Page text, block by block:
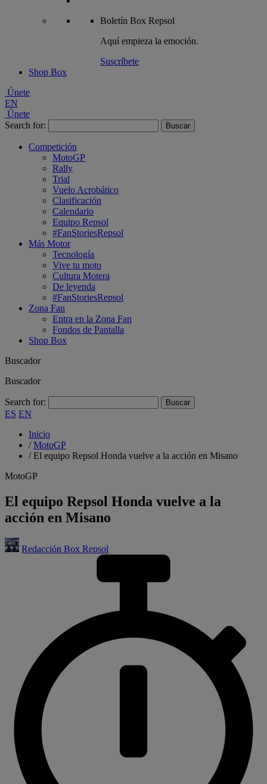
Boletín Box Repsol
Aquí empieza la emoción.
Suscríbete
Shop Box
Únete
EN
Únete
Search for:
Competición
MotoGP
Rally
Trial
Vuelo Acrobático
Clasificación
Calendario
Equipo Repsol
#FanStoriesRepsol
Más Motor
Tecnología
Vive tu moto
Cultura Motera
De leyenda
#FanStoriesRepsol
Zona Fan
Entra en la Zona Fan
Fondos de Pantalla
Shop Box
Buscador
Buscador
Search for:
ES EN
Inicio
/MotoGP
/El equipo Repsol Honda vuelve a la acción en Misano
MotoGP
El equipo Repsol Honda vuelve a la
acción en Misano
Redacción Box Repsol